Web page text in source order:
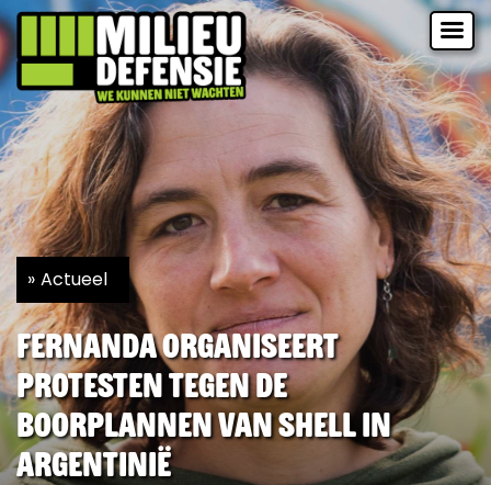
Actueel
Fernanda organiseert
protesten tegen de
boorplannen van Shell in
Argentinië